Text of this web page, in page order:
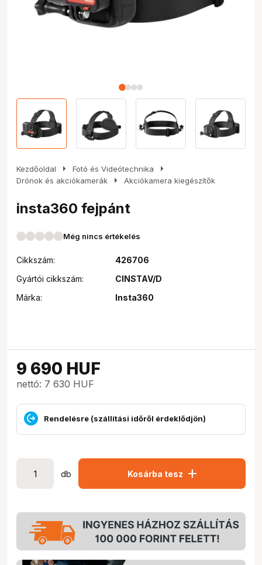
Kezdőoldal arrow_right Fotó és Videótechnika arrow_right
Drónok és akciókamerák arrow_right Akciókamera kiegészítők
insta360 fejpánt
Még nincs értékelés
Cikkszám:
426706
Gyártói cikkszám:
CINSTAV/D
Márka:
Insta360
9 690 HUF
nettó: 7 630 HUF
Rendelésre (szállítási időről érdeklődjön)
db Kosárba tesz add